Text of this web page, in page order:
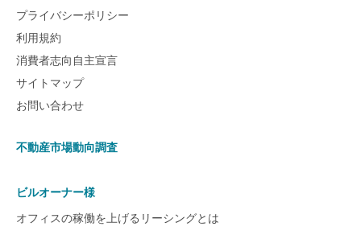
プライバシーポリシー
利用規約
消費者志向自主宣言
サイトマップ
お問い合わせ
不動産市場動向調査
ビルオーナー様
オフィスの稼働を上げるリーシングとは